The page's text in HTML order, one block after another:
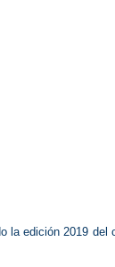
edición 2019